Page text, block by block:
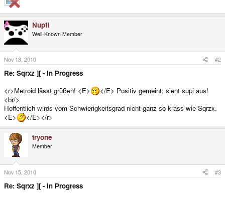
Nupfi
Well-Known Member
Nov 13, 2010 #2
Re: Sqrxz ][ - In Progress
<r>Metroid lässt grüßen! <E>
</E> Positiv gemeint; sieht supi aus!
<br/>
Hoffentlich wirds vom Schwierigkeitsgrad nicht ganz so krass wie Sqrzx.
<E>
</E></r>
tryone
Member
Nov 15, 2010 #3
Re: Sqrxz ][ - In Progress